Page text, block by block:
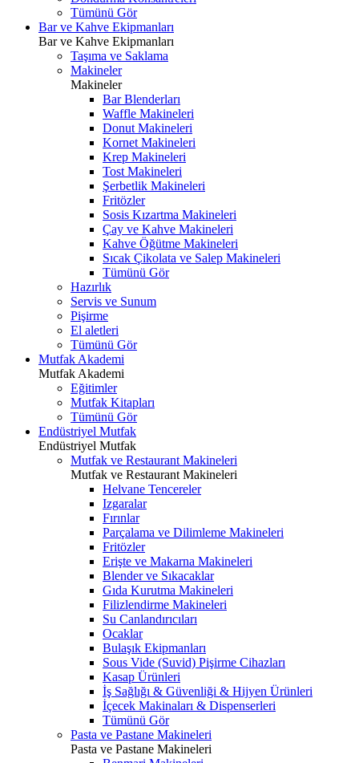
Tümünü Gör
Bar ve Kahve Ekipmanları
Bar ve Kahve Ekipmanları
Taşıma ve Saklama
Makineler
Makineler
Bar Blenderları
Waffle Makineleri
Donut Makineleri
Kornet Makineleri
Krep Makineleri
Tost Makineleri
Şerbetlik Makineleri
Fritözler
Sosis Kızartma Makineleri
Çay ve Kahve Makineleri
Kahve Öğütme Makineleri
Sıcak Çikolata ve Salep Makineleri
Tümünü Gör
Hazırlık
Servis ve Sunum
Pişirme
El aletleri
Tümünü Gör
Mutfak Akademi
Mutfak Akademi
Eğitimler
Mutfak Kitapları
Tümünü Gör
Endüstriyel Mutfak
Endüstriyel Mutfak
Mutfak ve Restaurant Makineleri
Mutfak ve Restaurant Makineleri
Helvane Tencereler
Izgaralar
Fırınlar
Parçalama ve Dilimleme Makineleri
Fritözler
Erişte ve Makarna Makineleri
Blender ve Sıkacaklar
Gıda Kurutma Makineleri
Filizlendirme Makineleri
Su Canlandırıcıları
Ocaklar
Bulaşık Ekipmanları
Sous Vide (Suvid) Pişirme Cihazları
Kasap Ürünleri
İş Sağlığı & Güvenliği & Hijyen Ürünleri
İçecek Makinaları & Dispenserleri
Tümünü Gör
Pasta ve Pastane Makineleri
Pasta ve Pastane Makineleri